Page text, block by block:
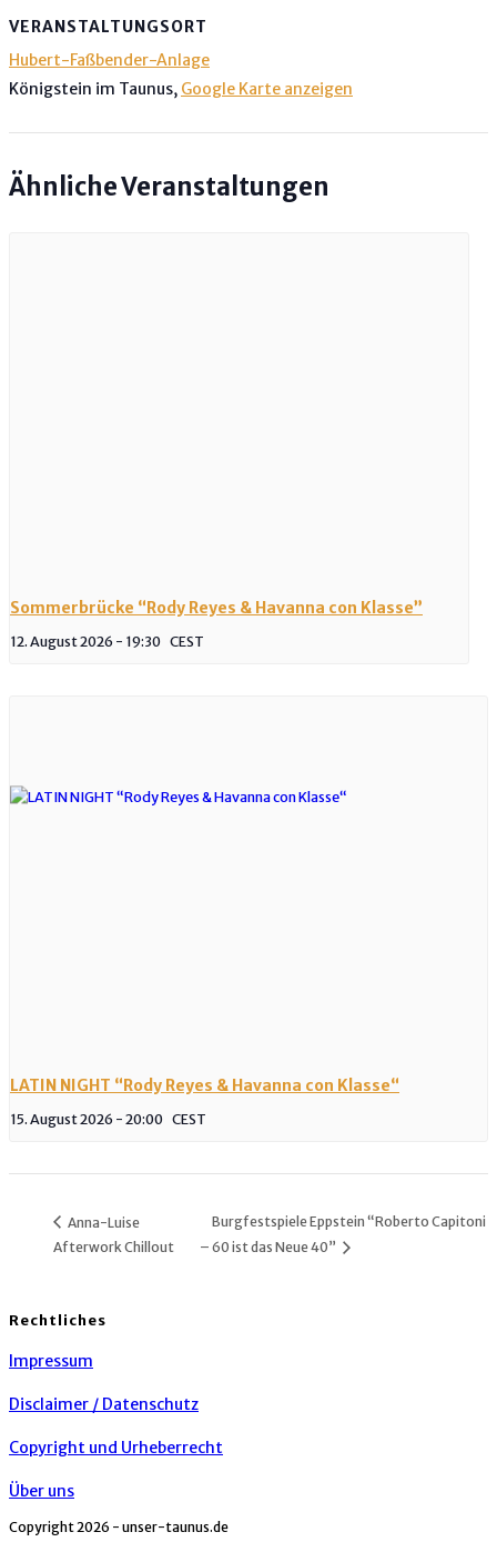
VERANSTALTUNGSORT
Hubert-Faßbender-Anlage
Königstein im Taunus, Google Karte anzeigen
Ähnliche Veranstaltungen
Sommerbrücke “Rody Reyes & Havanna con Klasse”
12. August 2026 - 19:30 CEST
LATIN NIGHT “Rody Reyes & Havanna con Klasse“
15. August 2026 - 20:00 CEST
Anna-Luise
Afterwork Chillout
Burgfestspiele Eppstein “Roberto Capitoni
– 60 ist das Neue 40”
Rechtliches
Impressum
Disclaimer / Datenschutz
Copyright und Urheberrecht
Über uns
Copyright 2026 - unser-taunus.de